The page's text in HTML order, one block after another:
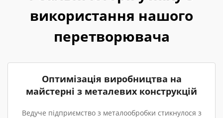
використання нашого
перетворювача
Оптимізація виробництва на
майстерні з металевих конструкцій
Ведуче підприємство з металообробки стикнулося з